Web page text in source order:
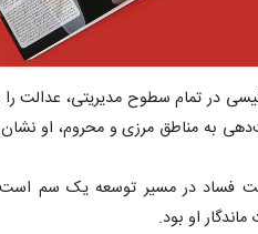
در تمام سطوح مدیریتی، عدالت
به مناطق مرزی و محروم، او
فساد در مسیر توسعه یک سم
او بود.